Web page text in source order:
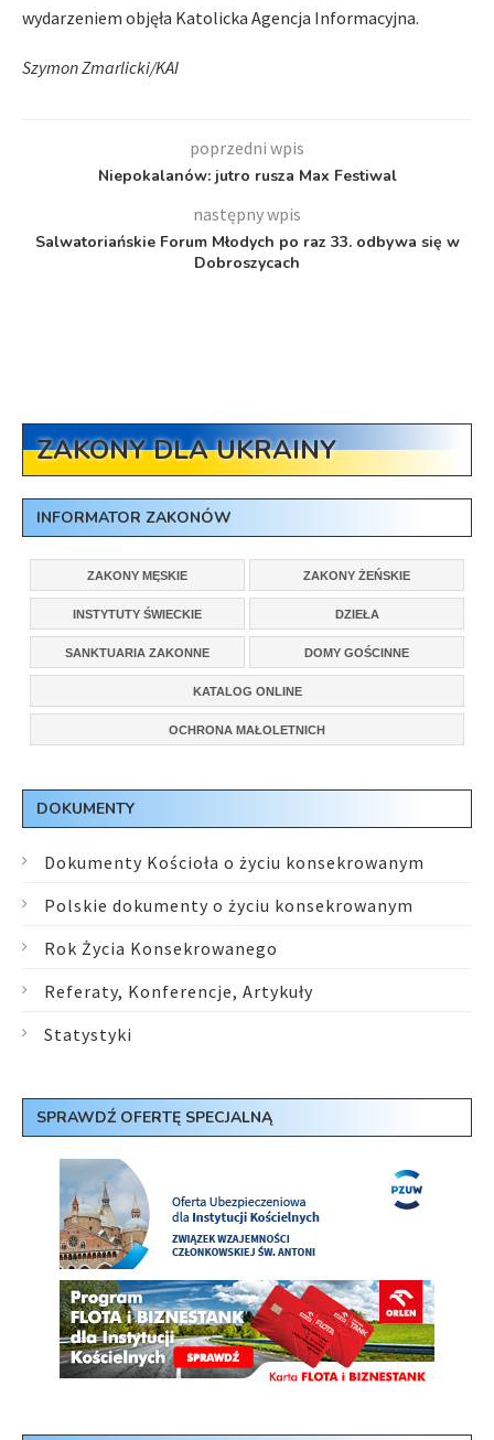
wydarzeniem objęła Katolicka Agencja Informacyjna.
Szymon Zmarlicki/KAI
poprzedni wpis
Niepokalanów: jutro rusza Max Festiwal
następny wpis
Salwatoriańskie Forum Młodych po raz 33. odbywa się w
Dobroszycach
ZAKONY DLA UKRAINY
INFORMATOR ZAKONÓW
ZAKONY MĘSKIE ZAKONY ŻEŃSKIE
INSTYTUTY ŚWIECKIE DZIEŁA
SANKTUARIA ZAKONNE DOMY GOŚCINNE
KATALOG ONLINE
OCHRONA MAŁOLETNICH
DOKUMENTY
Dokumenty Kościoła o życiu konsekrowanym
Polskie dokumenty o życiu konsekrowanym
Rok Życia Konsekrowanego
Referaty, Konferencje, Artykuły
Statystyki
SPRAWDŹ OFERTĘ SPECJALNĄ